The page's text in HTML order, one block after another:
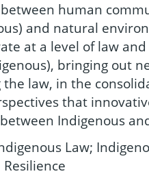
human
and natural
at a level of law
bringing out
law, in the
that
Indigenous
Law;